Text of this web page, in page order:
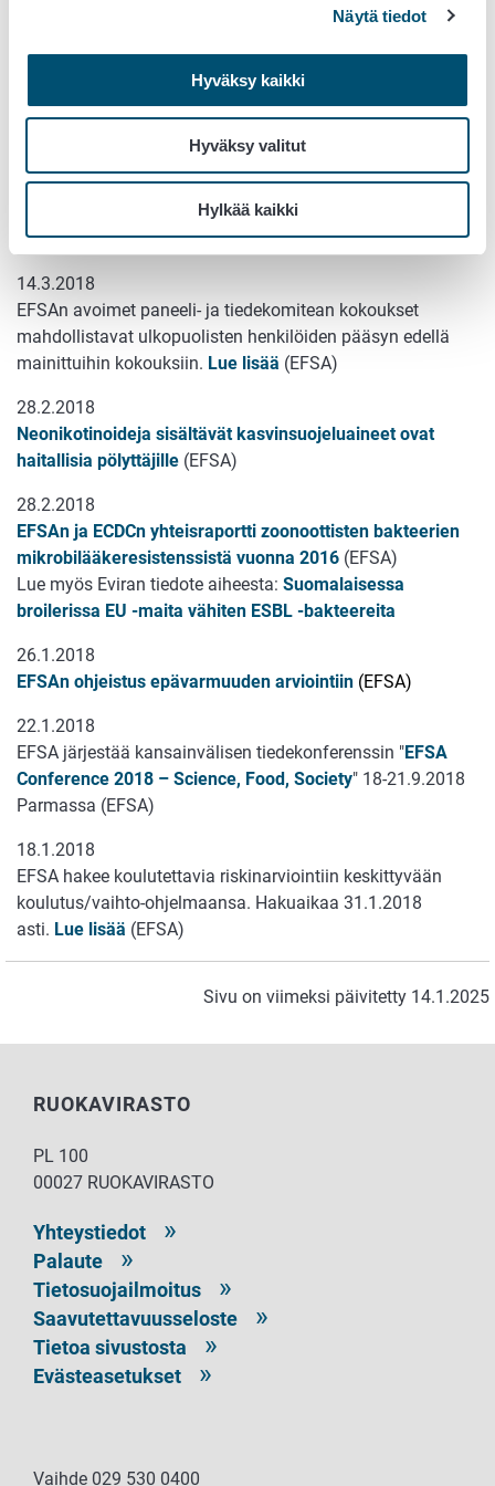
Näytä tiedot
Hyväksy kaikki
Hyväksy valitut
Hylkää kaikki
(EFSA)
22.3.2018
Kysely kuluttajien mikrobilääkeresistenssikäsityksistä
Vastaa 30.4 mennessä!
Ota EFSAn uusi mobiilisovellus "EFSA to people" käyttöösi
Apple laitteet/Android laitteet
14.3.2018
EFSAn avoimet paneeli- ja tiedekomitean kokoukset
mahdollistavat ulkopuolisten henkilöiden pääsyn edellä
mainittuihin kokouksiin. Lue lisää (EFSA)
28.2.2018
Neonikotinoideja sisältävät kasvinsuojeluaineet ovat
haitallisia pölyttäjille (EFSA)
28.2.2018
EFSAn ja ECDCn yhteisraportti zoonoottisten bakteerien
mikrobilääkeresistenssistä vuonna 2016 (EFSA)
Lue myös Eviran tiedote aiheesta: Suomalaisessa
broilerissa EU -maita vähiten ESBL -bakteereita
26.1.2018
EFSAn ohjeistus epävarmuuden arviointiin (EFSA)
22.1.2018
EFSA järjestää kansainvälisen tiedekonferenssin "EFSA
Conference 2018 – Science, Food, Society" 18-21.9.2018
Parmassa (EFSA)
18.1.2018
EFSA hakee koulutettavia riskinarviointiin keskittyvään
koulutus/vaihto-ohjelmaansa. Hakuaikaa 31.1.2018
asti. Lue lisää (EFSA)
Sivu on viimeksi päivitetty 14.1.2025
RUOKAVIRASTO
PL 100
00027 RUOKAVIRASTO
Yhteystiedot
Palaute
Tietosuojailmoitus
Saavutettavuusseloste
Tietoa sivustosta
Evästeasetukset
Vaihde 029 530 0400